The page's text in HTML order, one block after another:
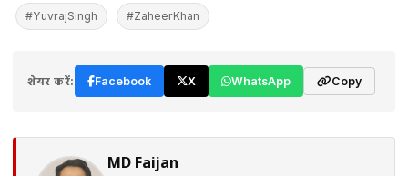
#YuvrajSingh #ZaheerKhan
शेयर करें: Facebook X WhatsApp Copy
MD Faijan